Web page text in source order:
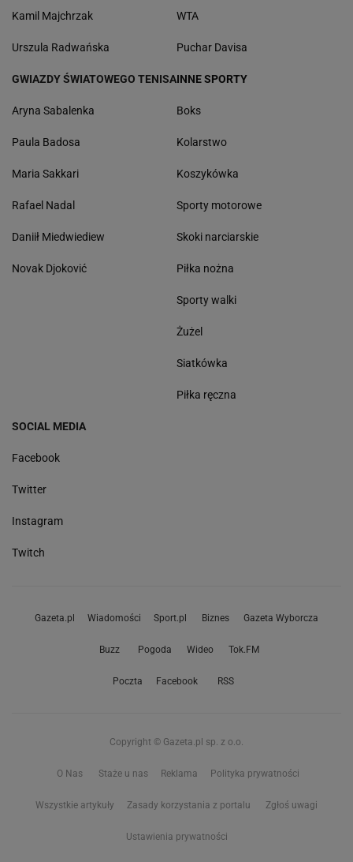
Kamil Majchrzak
Urszula Radwańska
WTA
Puchar Davisa
GWIAZDY ŚWIATOWEGO TENISA
Aryna Sabalenka
Paula Badosa
Maria Sakkari
Rafael Nadal
Daniił Miedwiediew
Novak Djoković
INNE SPORTY
Boks
Kolarstwo
Koszykówka
Sporty motorowe
Skoki narciarskie
Piłka nożna
Sporty walki
Żużel
Siatkówka
Piłka ręczna
SOCIAL MEDIA
Facebook
Twitter
Instagram
Twitch
Gazeta.pl Wiadomości Sport.pl Biznes Gazeta Wyborcza
Buzz Pogoda Wideo Tok.FM
Poczta Facebook RSS
Copyright © Gazeta.pl sp. z o.o.
O Nas Staże u nas Reklama Polityka prywatności
Wszystkie artykuły Zasady korzystania z portalu Zgłoś uwagi
Ustawienia prywatności